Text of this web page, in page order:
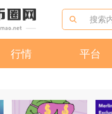
行情 平台